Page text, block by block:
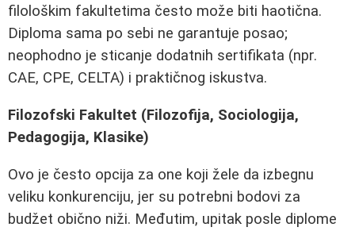
filološkim fakultetima često može biti haotična.
Diploma sama po sebi ne garantuje posao;
neophodno je sticanje dodatnih sertifikata (npr.
CAE, CPE, CELTA) i praktičnog iskustva.
Filozofski Fakultet (Filozofija, Sociologija,
Pedagogija, Klasike)
Ovo je često opcija za one koji žele da izbegnu
veliku konkurenciju, jer su potrebni bodovi za
budžet obično niži. Međutim, upitak posle diplome